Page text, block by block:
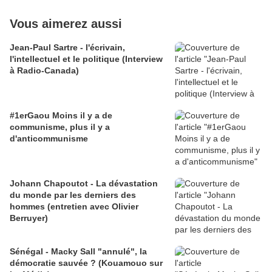
Vous aimerez aussi
Jean-Paul Sartre - l'écrivain,
l'intellectuel et le politique (Interview
à Radio-Canada)
#1erGaou Moins il y a de
communisme, plus il y a
d'anticommunisme
Johann Chapoutot - La dévastation
du monde par les derniers des
hommes (entretien avec Olivier
Berruyer)
Sénégal - Macky Sall "annulé", la
démocratie sauvée ? (Kouamouo sur